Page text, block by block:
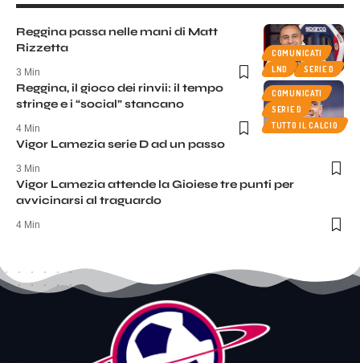
COMUNICATI
LND
SERIE D
Reggina passa nelle mani di Matt
Rizzetta
3 Min
COMUNICATI
SERIE D
TUTTO IL CALCIO
Reggina, il gioco dei rinvii: il tempo
stringe e i “social” stancano
4 Min
Vigor Lamezia serie D ad un passo
3 Min
Vigor Lamezia attende la Gioiese tre punti per
avvicinarsi al traguardo
4 Min